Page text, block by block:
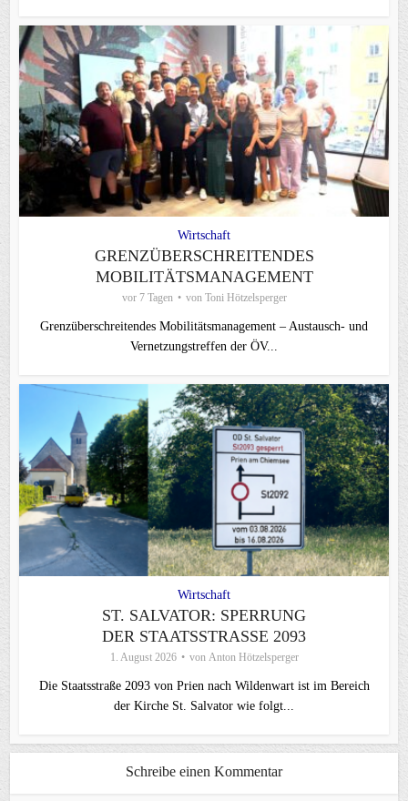
Wirtschaft
GRENZÜBERSCHREITENDES
MOBILITÄTSMANAGEMENT
vor 7 Tagen von Toni Hötzelsperger
Grenzüberschreitendes Mobilitätsmanagement – Austausch- und
Vernetzungstreffen der ÖV...
Wirtschaft
ST. SALVATOR: SPERRUNG
DER STAATSSTRASSE 2093
1. August 2026 von Anton Hötzelsperger
Die Staatsstraße 2093 von Prien nach Wildenwart ist im Bereich
der Kirche St. Salvator wie folgt...
Schreibe einen Kommentar